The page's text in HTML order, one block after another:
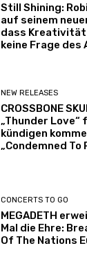
Still Shining:
auf seinem
dass Kreativität
keine Frage des
NEW RELEASES
CROSSBONE
„Thunder Love“
kündigen
„Condemned To
CONCERTS TO GO
MEGADETH
Mal die Ehre:
Of The Nations